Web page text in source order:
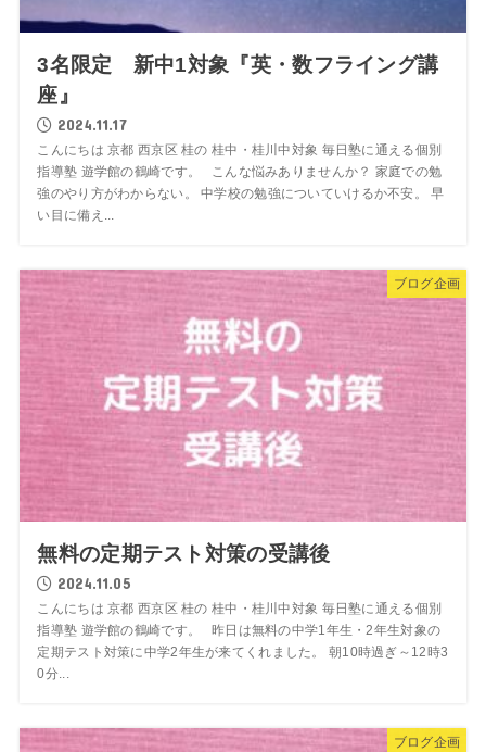
3名限定 新中1対象『英・数フライング講
座』
2024.11.17
こんにちは 京都 西京区 桂の 桂中・桂川中対象 毎日塾に通える個別
指導塾 遊学館の鶴崎です。 こんな悩みありませんか？ 家庭での勉
強のやり方がわからない。 中学校の勉強についていけるか不安。 早
い目に備え...
ブログ企画
無料の定期テスト対策の受講後
2024.11.05
こんにちは 京都 西京区 桂の 桂中・桂川中対象 毎日塾に通える個別
指導塾 遊学館の鶴崎です。 昨日は無料の中学1年生・2年生対象の
定期テスト対策に中学2年生が来てくれました。 朝10時過ぎ～12時3
0分...
ブログ企画